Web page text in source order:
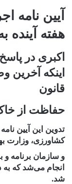
آیین نامه
هفته آینده
اکبری در
اینکه آخرین
قانون
حفاظت از
تدوین این آیین
کشاورزی، وزارت
و سازمان برنامه
انجام می‌شد که به
شد.